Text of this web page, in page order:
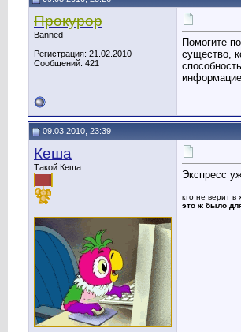
Прокурор
Banned
Регистрация: 21.02.2010
Сообщений: 421
Помогите
существо,
09.03.2010, 23:39
Кеша
Такой Кеша
Экспресс
кто не верит в
это ж было